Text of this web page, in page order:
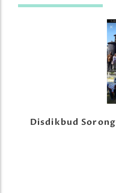
Disdikbud